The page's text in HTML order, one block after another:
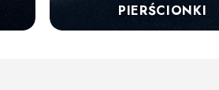
PIERŚCIONKI